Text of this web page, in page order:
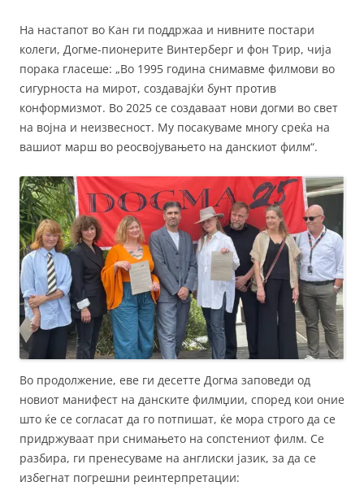
На настапот во Кан ги поддржаа и нивните постари
колеги, Догме-пионерите Винтерберг и фон Трир, чија
порака гласеше: „Во 1995 година снимавме филмови во
сигурноста на мирот, создавајќи бунт против
конформизмот. Во 2025 се создаваат нови догми во свет
на војна и неизвесност. Му посакуваме многу среќа на
вашиот марш во реосвојувањето на данскиот филм“.
Во продолжение, еве ги десетте Догма заповеди од
новиот манифест на данските филмџии, според кои оние
што ќе се согласат да го потпишат, ќе мора строго да се
придржуваат при снимањето на сопстениот филм. Се
разбира, ги пренесуваме на англиски јазик, за да се
избегнат погрешни реинтерпретации: